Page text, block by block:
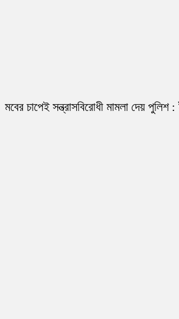
মবের চাপেই সন্ত্রাসবিরোধী মামলা দেয় পুলিশ :